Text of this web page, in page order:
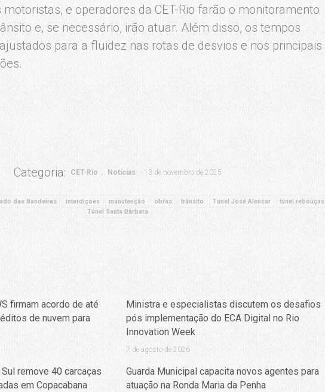
e operadores da CET-Rio farão o monitoramento
e, se necessário, irão atuar. Além disso, os tempos
para a fluidez nas rotas de desvios e nos principais
Categoria: CET-Rio Notícias 13 de novembro de 2025
das Bandeiras interdições manutenção obras trânsito Túnel José Alencar
túnel rebouças
Túnel Santa Bárbara
firmam acordo de até
de nuvem para
Ministra e especialistas discutem os desafios
pós implementação do ECA Digital no Rio
Innovation Week
7 de agosto de 2026
remove 40 carcaças
em Copacabana
Guarda Municipal capacita novos agentes para
atuação na Ronda Maria da Penha